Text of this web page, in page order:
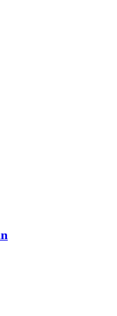
eingeladen
nämlich Cranio Sacrale